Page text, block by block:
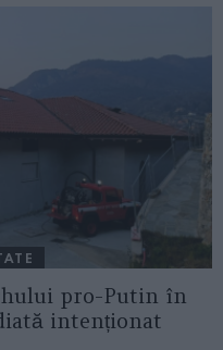
pro-Putin în
intenționat